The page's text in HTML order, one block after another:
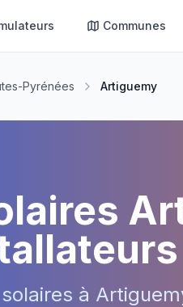
Communes
Pyrénées Artiguemy
à